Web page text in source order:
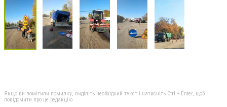
Якщо ви помітили помилку, виділіть необхідний текст і натисніть Ctrl + Enter, щоб
повідомити про це редакцію